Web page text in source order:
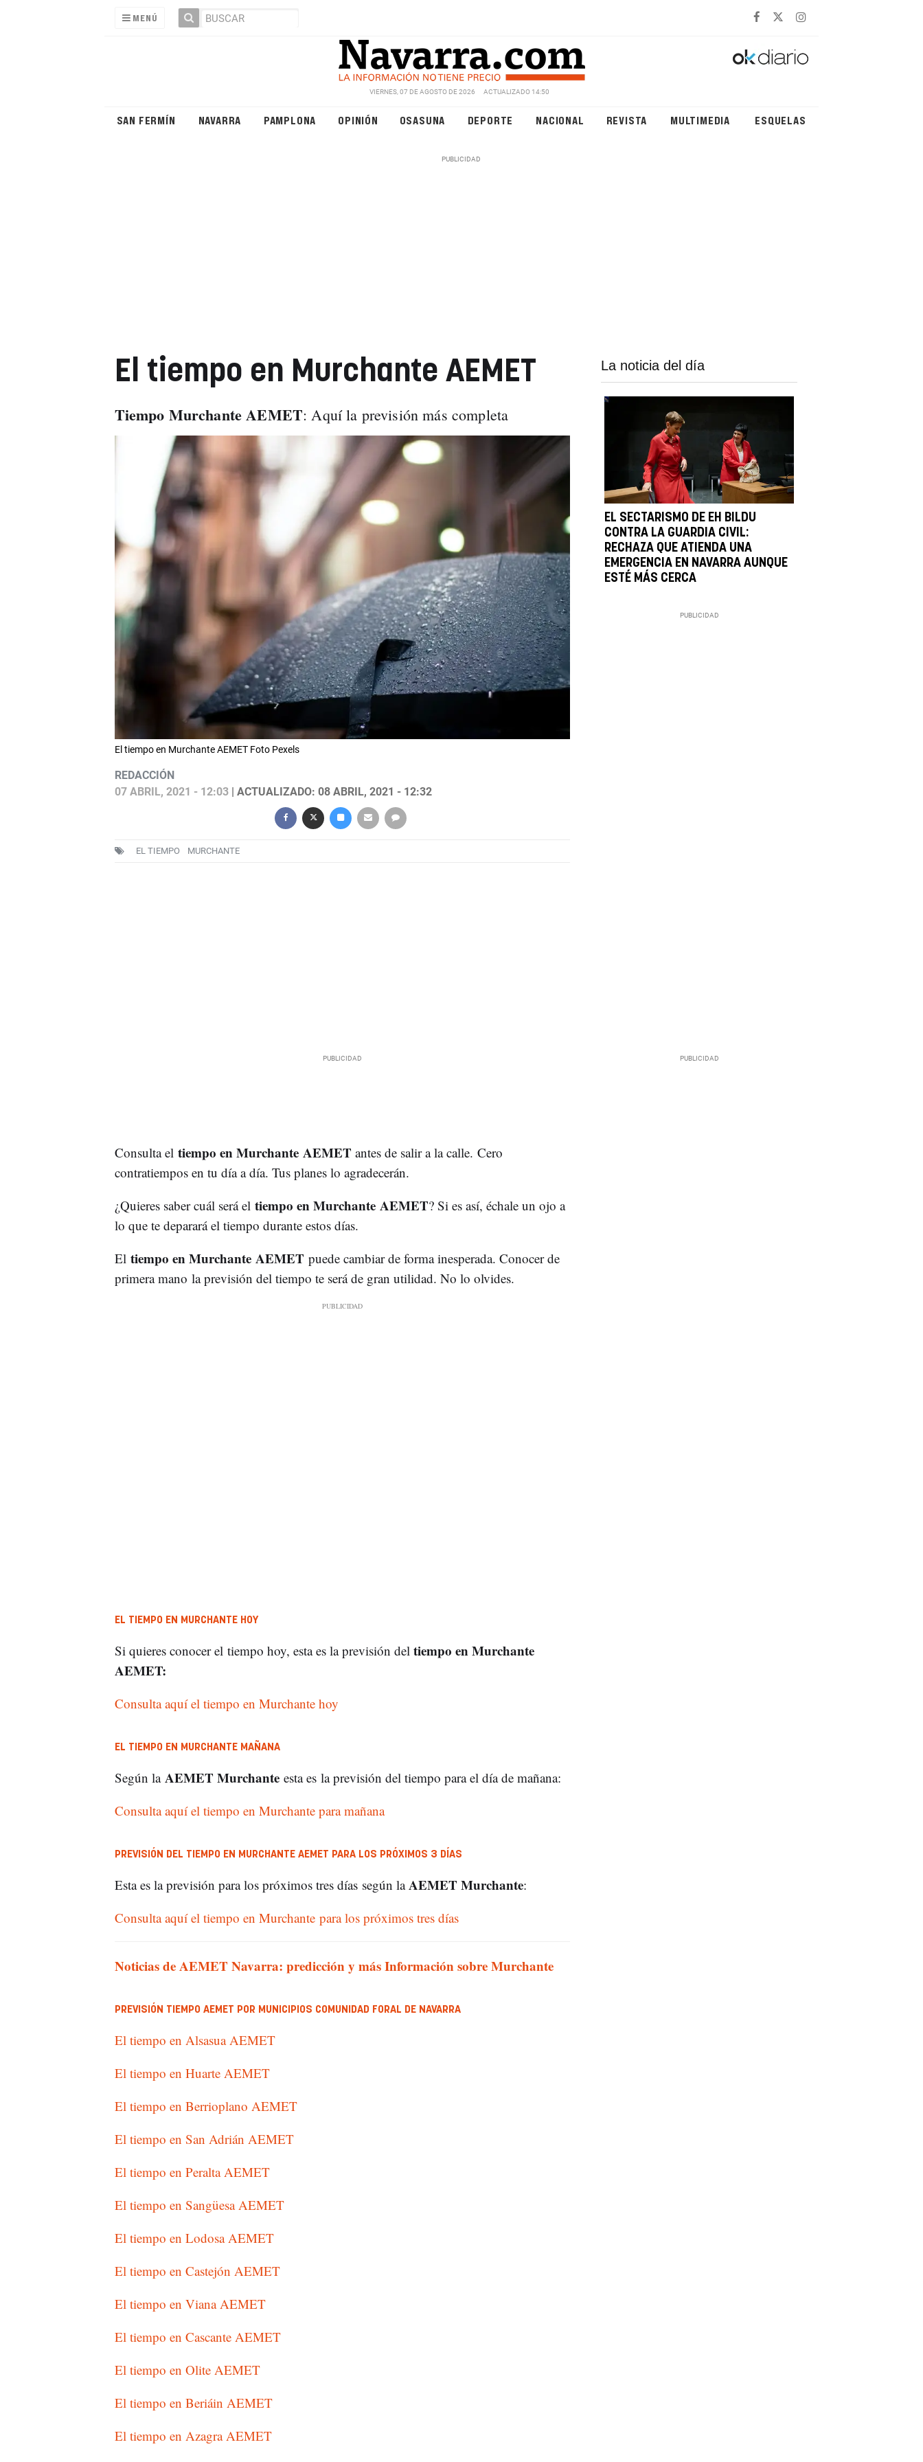
MENÚ
VIERNES, 07 DE AGOSTO DE 2026 ACTUALIZADO 14:50
SAN FERMÍN NAVARRA PAMPLONA OPINIÓN OSASUNA DEPORTE NACIONAL REVISTA MULTIMEDIA ESQUELAS
El tiempo en Murchante AEMET
Tiempo Murchante AEMET: Aquí la previsión más completa
El tiempo en Murchante AEMET Foto Pexels
REDACCIÓN
07 ABRIL, 2021 - 12:03| ACTUALIZADO: 08 ABRIL, 2021 - 12:32
EL TIEMPO MURCHANTE
La noticia del día
EL SECTARISMO DE EH BILDU
CONTRA LA GUARDIA CIVIL:
RECHAZA QUE ATIENDA UNA
EMERGENCIA EN NAVARRA AUNQUE
ESTÉ MÁS CERCA
Consulta el tiempo en Murchante AEMET antes de salir a la calle. Cero
contratiempos en tu día a día. Tus planes lo agradecerán.
¿Quieres saber cuál será el tiempo en Murchante AEMET? Si es así, échale un ojo a
lo que te deparará el tiempo durante estos días.
Eltiempo en Murchante AEMET puede cambiar de forma inesperada. Conocer de
primera mano la previsión del tiempo te será de gran utilidad. No lo olvides.
EL TIEMPO EN MURCHANTE HOY
Si quieres conocer el tiempo hoy, esta es la previsión deltiempo en Murchante
AEMET:
Consulta aquí el tiempo en Murchante hoy
EL TIEMPO EN MURCHANTE MAÑANA
Según la AEMET Murchante esta es la previsión del tiempo para el día de mañana:
Consulta aquí el tiempo en Murchante para mañana
PREVISIÓN DEL TIEMPO EN MURCHANTE AEMET PARA LOS PRÓXIMOS 3 DÍAS
Esta es la previsión para los próximos tres días según laAEMET Murchante:
Consulta aquí el tiempo en Murchante para los próximos tres días
Noticias de AEMET Navarra: predicción y más Información sobre Murchante
PREVISIÓN TIEMPO AEMET POR MUNICIPIOS COMUNIDAD FORAL DE NAVARRA
El tiempo en Alsasua AEMET
El tiempo en Huarte AEMET
El tiempo en Berrioplano AEMET
El tiempo en San Adrián AEMET
El tiempo en Peralta AEMET
El tiempo en Sangüesa AEMET
El tiempo en Lodosa AEMET
El tiempo en Castejón AEMET
El tiempo en Viana AEMET
El tiempo en Cascante AEMET
El tiempo en Olite AEMET
El tiempo en Beriáin AEMET
El tiempo en Azagra AEMET